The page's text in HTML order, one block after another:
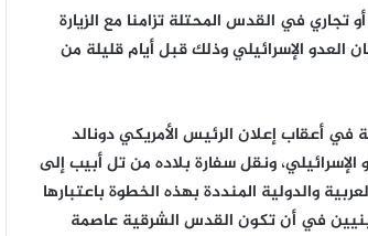
تجاري في القدس المحتلة تزامنا مع الزيارة
العدو الإسرائيلي وذلك قبل أيام قليلة من
في أعقاب إعلان الرئيس الأمريكي دونالد
ونقل سفارة بلاده من تل أبيب إلى
والدولية المنددة بهذه الخطوة باعتبارها
في أن تكون القدس الشرقية عاصمة